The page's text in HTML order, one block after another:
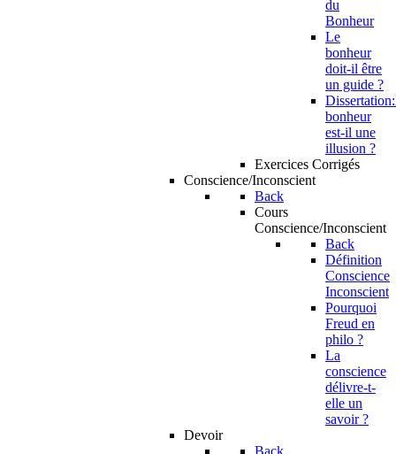
du
Bonheur
Le
bonheur
doit-il être
un guide ?
bonheur
est-il une
illusion ?
Exercices Corrigés
Conscience/Inconscient
Back
Cours
Conscience/Inconscient
Back
Définition
Conscience
Inconscient
Pourquoi
Freud en
philo ?
La
conscience
délivre-t-
elle un
savoir ?
Devoir
Back